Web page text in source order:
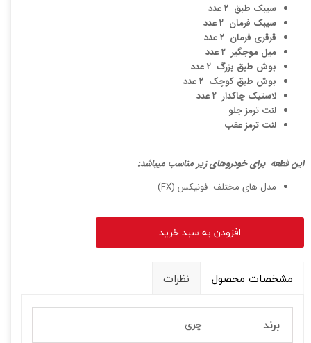
سیبک طبق ۲ عدد
سیبک فرمان ۲ عدد
قرقری فرمان ۲ عدد
میل موجگیر ۲ عدد
بوش طبق بزرگ ۲ عدد
بوش طبق کوچک ۲ عدد
لاستیک چاکدار ۲ عدد
لنت ترمز جلو
لنت ترمز عقب
این قطعه برای خودروهای زیر مناسب میباشد:
مدل های مختلف فونیکس (FX)
افزودن به سبد خرید
مشخصات محصول نظرات
برند چری